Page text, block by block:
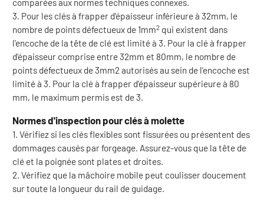
comparées aux normes techniques connexes.
3. Pour les clés à frapper d'épaisseur inférieure à 32mm, le
nombre de points défectueux de 1mm2 qui existent dans
l'encoche de la tête de clé est limité à 3. Pour la clé à frapper
d'épaisseur comprise entre 32mm et 80mm, le nombre de
points défectueux de 3mm2 autorisés au sein de l'encoche est
limité à 3. Pour la clé à frapper d'épaisseur supérieure à 80
mm, le maximum permis est de 3.
Normes d'inspection pour clés à molette
1. Vérifiez si les clés flexibles sont fissurées ou présentent des
dommages causés par forgeage. Assurez-vous que la tête de
clé et la poignée sont plates et droites.
2. Vérifiez que la mâchoire mobile peut coulisser doucement
sur toute la longueur du rail de guidage.